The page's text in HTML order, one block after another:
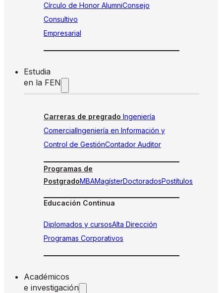
Círculo de Honor AlumniConsejo
Consultivo
Empresarial
Estudia
en la FEN
Carreras de pregrado Ingeniería
ComercialIngeniería en Información y
Control de GestiónContador Auditor
Programas de
PostgradoMBAMagísterDoctoradosPostítulos
Educación Continua
Diplomados y cursosAlta Dirección
Programas Corporativos
Académicos
e investigación